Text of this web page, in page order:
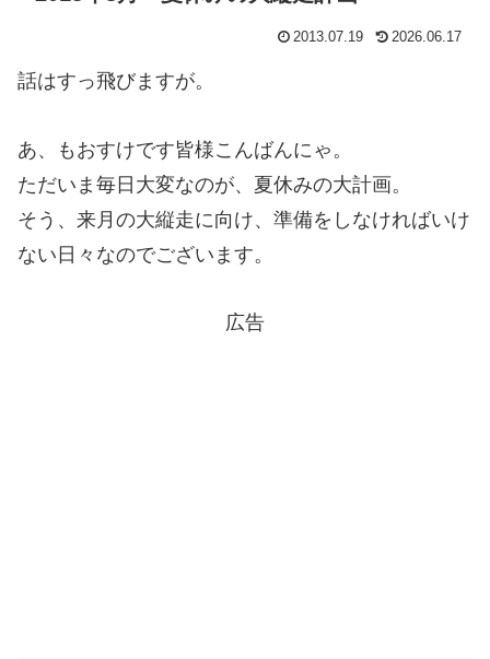
2013.07.19 2026.06.17
話はすっ飛びますが。
あ、もおすけです皆様こんばんにゃ。
ただいま毎日大変なのが、夏休みの大計画。
そう、来月の大縦走に向け、準備をしなければいけ
ない日々なのでございます。
広告